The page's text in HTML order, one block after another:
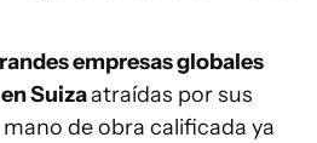
empresas globales
Suizaatraídas por sus
de obra calificada ya